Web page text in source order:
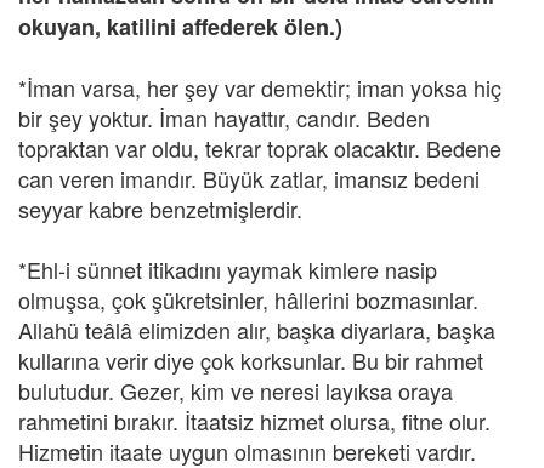
okuyan, katilini affederek ölen.)
*İman varsa, her şey var demektir; iman yoksa hiç
bir şey yoktur. İman hayattır, candır. Beden
topraktan var oldu, tekrar toprak olacaktır. Bedene
can veren imandır. Büyük zatlar, imansız bedeni
seyyar kabre benzetmişlerdir.
*Ehl-i sünnet itikadını yaymak kimlere nasip
olmuşsa, çok şükretsinler, hâllerini bozmasınlar.
Allahü teâlâ elimizden alır, başka diyarlara, başka
kullarına verir diye çok korksunlar. Bu bir rahmet
bulutudur. Gezer, kim ve neresi layıksa oraya
rahmetini bırakır. İtaatsiz hizmet olursa, fitne olur.
Hizmetin itaate uygun olmasının bereketi vardır.